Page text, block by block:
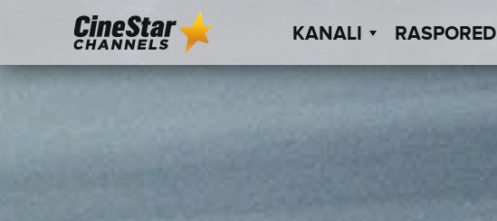
KANALI RASPORED